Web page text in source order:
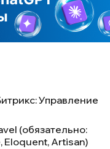
Управление
(обязательно:
Eloquent, Artisan)